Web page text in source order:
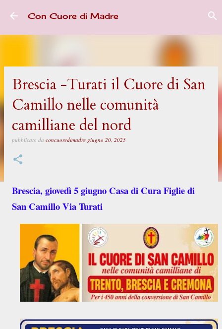
Passa ai contenuti principali
Con Cuore di Madre
Brescia -Turati il Cuore di San
Camillo nelle comunità
camilliane del nord
pubblicato da concuoredimadre giugno 20, 2025
Brescia, giovedì 5 giugno Casa di Cura Figlie di
San Camillo Via Turati